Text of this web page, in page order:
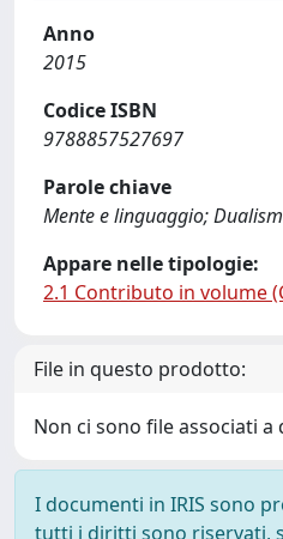
Anno
2015
Codice ISBN
9788857527697
Parole chiave
Mente e linguaggio;
Appare nelle tipologie:
2.1 Contributo in volume
File in questo prodotto:
Non ci sono file associati
I documenti in IRIS sono
tutti i diritti sono riservati,